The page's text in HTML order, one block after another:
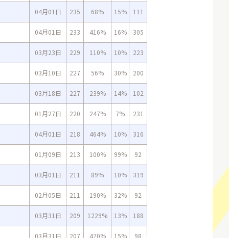
04月01日 235 68% 15% 111
04月01日 233 416% 16% 305
03月23日 229 110% 10% 223
03月10日 227 56% 30% 200
03月18日 227 239% 14% 102
01月27日 220 247% 7% 231
04月01日 218 464% 10% 316
01月09日 213 100% 99% 92
03月01日 211 89% 10% 319
02月05日 211 190% 32% 92
03月31日 209 1229% 13% 188
03月31日 207 470% 15% 98